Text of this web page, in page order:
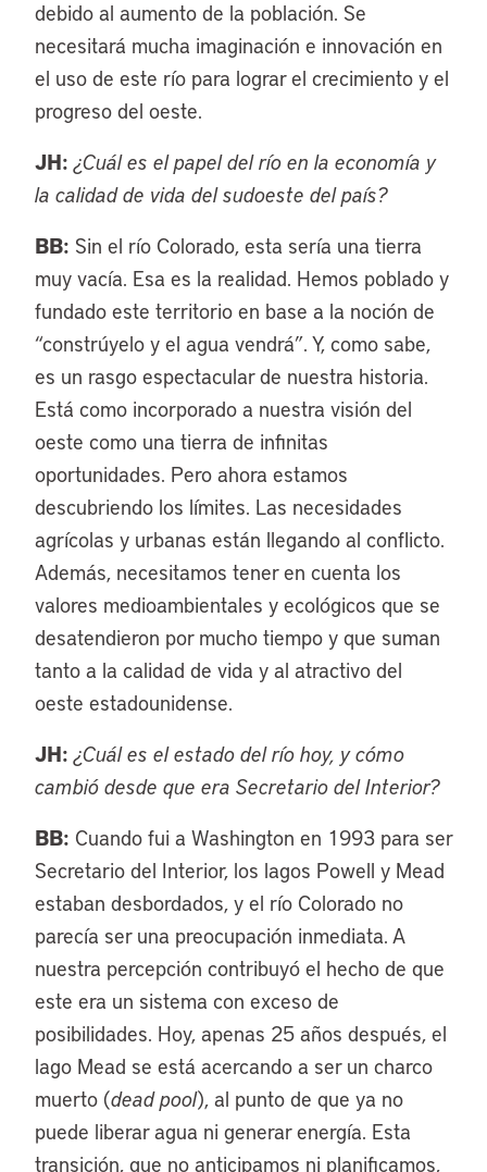
debido al aumento de la población. Se
necesitará mucha imaginación e innovación en
el uso de este río para lograr el crecimiento y el
progreso del oeste.
JH: ¿Cuál es el papel del río en la economía y
la calidad de vida del sudoeste del país?
BB: Sin el río Colorado, esta sería una tierra
muy vacía. Esa es la realidad. Hemos poblado y
fundado este territorio en base a la noción de
“constrúyelo y el agua vendrá”. Y, como sabe,
es un rasgo espectacular de nuestra historia.
Está como incorporado a nuestra visión del
oeste como una tierra de infinitas
oportunidades. Pero ahora estamos
descubriendo los límites. Las necesidades
agrícolas y urbanas están llegando al conflicto.
Además, necesitamos tener en cuenta los
valores medioambientales y ecológicos que se
desatendieron por mucho tiempo y que suman
tanto a la calidad de vida y al atractivo del
oeste estadounidense.
JH: ¿Cuál es el estado del río hoy, y cómo
cambió desde que era Secretario del Interior?
BB: Cuando fui a Washington en 1993 para ser
Secretario del Interior, los lagos Powell y Mead
estaban desbordados, y el río Colorado no
parecía ser una preocupación inmediata. A
nuestra percepción contribuyó el hecho de que
este era un sistema con exceso de
posibilidades. Hoy, apenas 25 años después, el
lago Mead se está acercando a ser un charco
muerto (dead pool), al punto de que ya no
puede liberar agua ni generar energía. Esta
transición, que no anticipamos ni planificamos,